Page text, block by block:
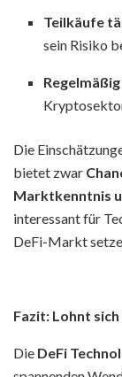
Teilkäufe
sein Risiko
Die
bietet zwar
Marktkenntnis
interessant für
DeFi-Markt
Fazit: Lohnt
Die DeFi